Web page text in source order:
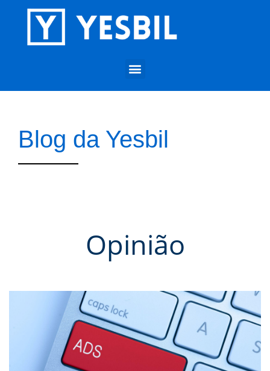
Blog da Yesbil
Opinião